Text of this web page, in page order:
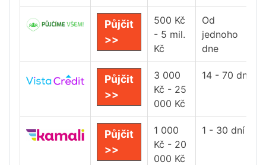
Půjčit
>>
500 Kč
- 5 mil.
Kč
Od
jednoho
dne
Půjčit
>>
3 000
Kč - 25
000 Kč
14 - 70 dní
Půjčit
>>
1 000
Kč - 20
000 Kč
1 - 30 dní